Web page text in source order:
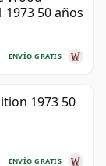
1973 50 años
ENVÍO GRATIS
1973 50
ENVÍO GRATIS